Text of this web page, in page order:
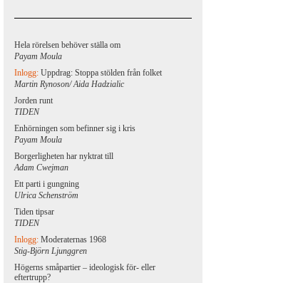
Hela rörelsen behöver ställa om
Payam Moula
Inlogg:Uppdrag: Stoppa stölden från folket
Martin Rynoson/ Aida Hadzialic
Jorden runt
TIDEN
Enhörningen som befinner sig i kris
Payam Moula
Borgerligheten har nyktrat till
Adam Cwejman
Ett parti i gungning
Ulrica Schenström
Tiden tipsar
TIDEN
Inlogg:Moderaternas 1968
Stig-Björn Ljunggren
Högerns småpartier – ideologisk för- eller
eftertrupp?